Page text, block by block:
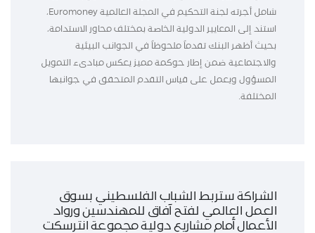
شامل أجرته لجنة التحكيم في المجلة العالمية Euromoney،
استند إلى المعايير الدولية الخاصة بمختلف محاور الاستدامة،
بحيث أظهر البنك تقدماً ملحوظاً في الجوانب البيئية
والاجتماعية ضمن إطار حوكمة مميز يعكس مبادىء التمويل
المسؤول ويعمل على قياس التقدم المتحقق في جوانبها
المختلفة.
الشراكة ستربط الشباب الفلسطيني بسوق
العمل العالمي لفتح آفاق للمهندسين ورواد
الأعمال أمام مشاريع دولية مجموعة انترسكت